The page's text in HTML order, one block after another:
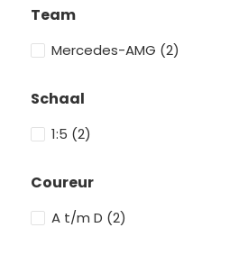
Team
Mercedes-AMG (2)
Schaal
1:5 (2)
Coureur
A t/m D (2)